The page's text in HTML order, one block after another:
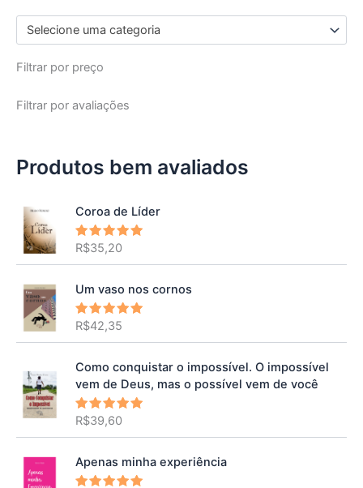
Selecione uma categoria
Filtrar por preço
Filtrar por avaliações
Produtos bem avaliados
Coroa de Líder
Avaliação
de 5
R$35,20
Um vaso nos cornos
Avaliação
de 5
R$42,35
Como conquistar o impossível. O impossível
vem de Deus, mas o possível vem de você
Avaliação
de 5
R$39,60
Apenas minha experiência